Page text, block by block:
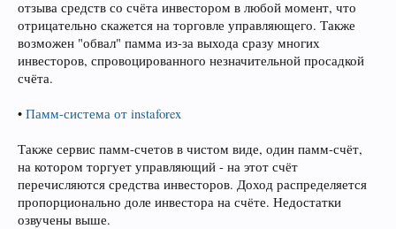
отзыва средств со счёта инвестором в любой момент, что
отрицательно скажется на торговле управляющего. Также
возможен "обвал" памма из-за выхода сразу многих
инвесторов, спровоцированного незначительной просадкой
счёта.
• Памм-система от instaforex
Также сервис памм-счетов в чистом виде, один памм-счёт,
на котором торгует управляющий - на этот счёт
перечисляются средства инвесторов. Доход распределяется
пропорционально доле инвестора на счёте. Недостатки
озвучены выше.